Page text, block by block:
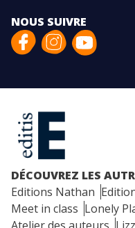
NOUS SUIVRE
DÉCOUVREZ LES
Editions Nathan
Meet in class Lonely